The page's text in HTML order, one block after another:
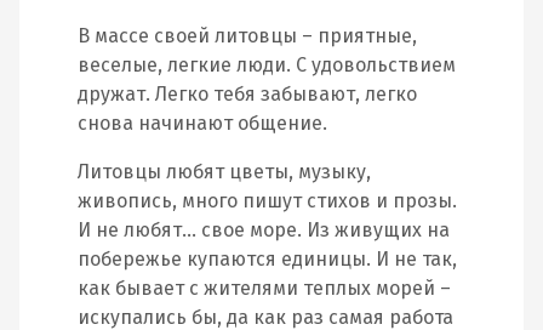
В массе своей литовцы – приятные,
веселые, легкие люди. С удовольствием
дружат. Легко тебя забывают, легко
снова начинают общение.
Литовцы любят цветы, музыку,
живопись, много пишут стихов и прозы.
И не любят… свое море. Из живущих на
побережье купаются единицы. И не так,
как бывает с жителями теплых морей –
искупались бы, да как раз самая работа